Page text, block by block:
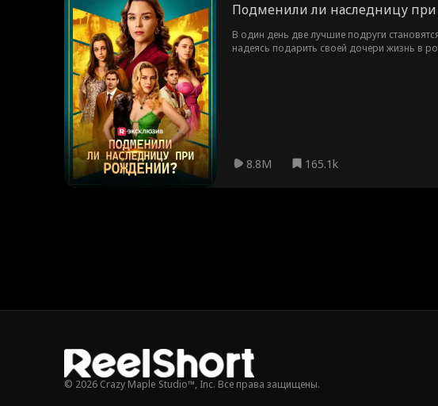
Подменили ли наследницу
В один день две лучшие подруги
надеясь подарить своей дочери жизнь в
8.8M 165.1k
© 2026 Crazy Maple Studio™, Inc. Все права защищены.